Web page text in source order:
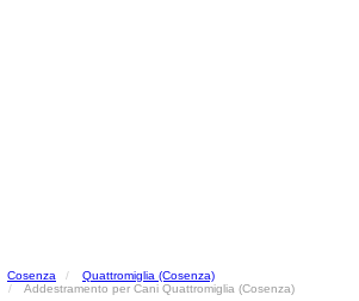
Cosenza
Quattromiglia (Cosenza)
Addestramento per Cani Quattromiglia (Cosenza)